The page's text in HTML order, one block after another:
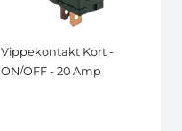
Vippekontakt Kort -
ON/OFF - 20 Amp